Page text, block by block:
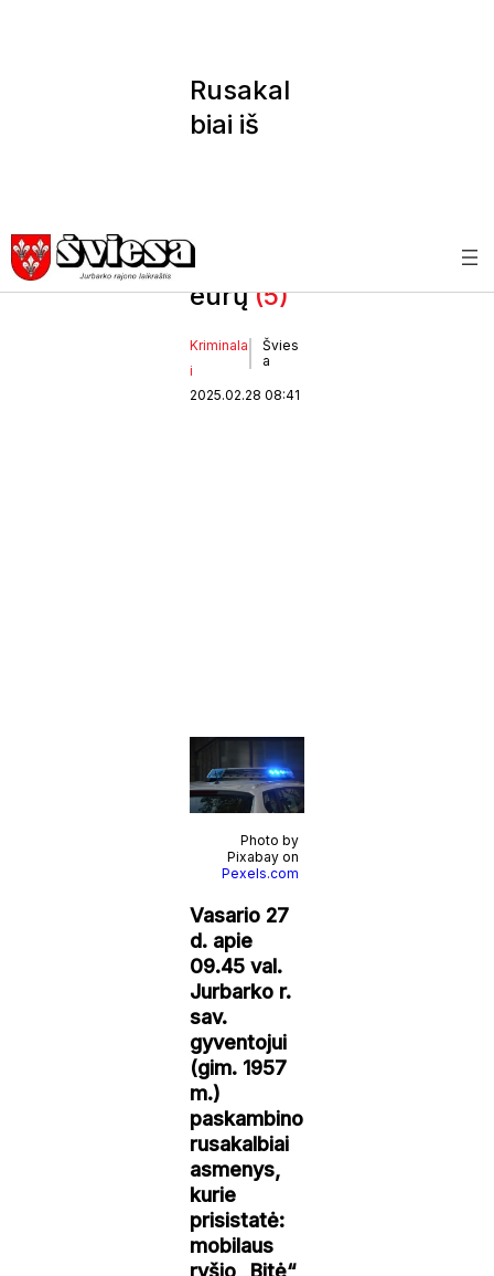
Rusakal
biai iš
7800
eurų(5)
Kriminala
i
Švies
a
2025.02.28 08:41
Photo by
Pixabay on
Pexels.com
Vasario 27
d. apie
09.45 val.
Jurbarko r.
sav.
gyventojui
(gim. 1957
m.)
paskambino
rusakalbiai
asmenys,
kurie
prisistatė:
mobilaus
ryšio „Bitė“